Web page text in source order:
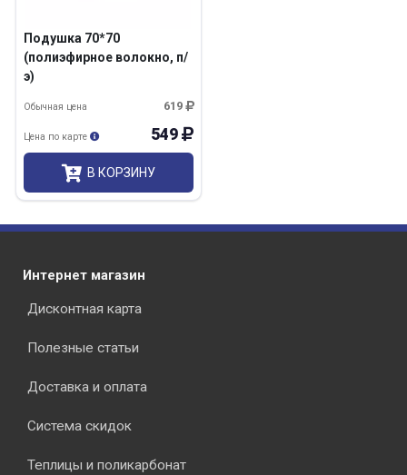
Подушка 70*70
(полиэфирное волокно, п/
э)
619
Обычная цена
549
Цена по карте
В КОРЗИНУ
Интернет магазин
Дисконтная карта
Полезные статьи
Доставка и оплата
Система скидок
Теплицы и поликарбонат